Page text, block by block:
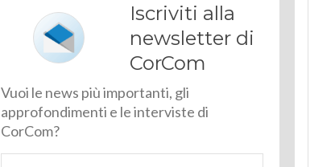
Iscriviti alla
newsletter di
CorCom
Vuoi le news più importanti, gli
approfondimenti e le interviste di
CorCom?